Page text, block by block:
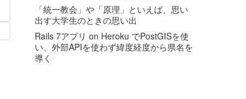
「統一教会」や「原理」といえば、思い
出す大学生のときの思い出
Rails 7アプリ on Heroku でPostGISを使
い、外部APIを使わず緯度経度から県名を
導く